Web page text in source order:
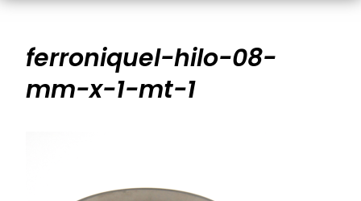
ferroniquel-hilo-08-
mm-x-1-mt-1